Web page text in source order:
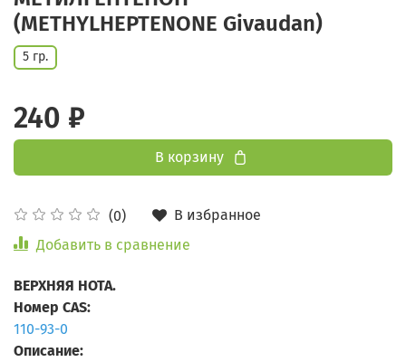
(METHYLHEPTENONE Givaudan)
(0)
В избранное
Добавить в сравнение
5 гр.
240 ₽
В корзину
ВЕРХНЯЯ НОТА.
Номер CAS:
110-93-0
Описание: